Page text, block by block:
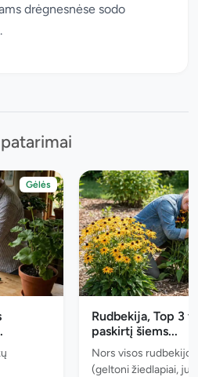
drėgnesnėse sodo
Gėlės
Rudbekija, Top 3
paskirtį šiems...
Nors visos
(geltoni žiedlapiai,